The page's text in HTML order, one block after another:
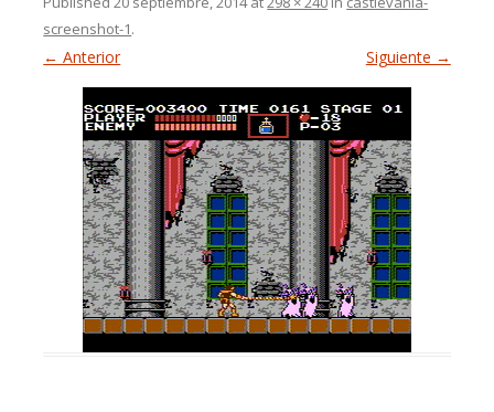
screenshot-1.
← Anterior Siguiente →